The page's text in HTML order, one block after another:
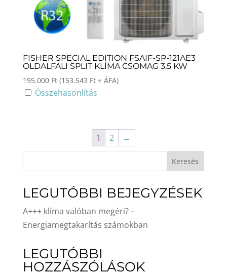
FISHER SPECIAL EDITION FSAIF-SP-121AE3
OLDALFALI SPLIT KLÍMA CSOMAG 3,5 KW
195.000 Ft (153.543 Ft+ ÁFA)
Összehasonlítás
1 2 →
Keresés
LEGUTÓBBI BEJEGYZÉSEK
A+++ klíma valóban megéri? –
Energiamegtakarítás számokban
LEGUTÓBBI
HOZZÁSZÓLÁSOK